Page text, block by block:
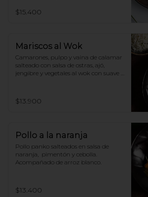
$15.400
Mariscos al Wok
Camarones, pulpo y vaina de calamar
salteado con salsa de ostras, ajó,
jengibre y vegetales al wok con suave
$13.900
Pollo a la naranja
Pollo panko salteados en salsa de
naranja,  pimentón y cebolla.
Acompañado de arroz blanco.
$13.400